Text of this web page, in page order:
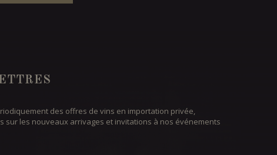
des offres de vins en importation privée,
sur les nouveaux arrivages et invitations à nos événements